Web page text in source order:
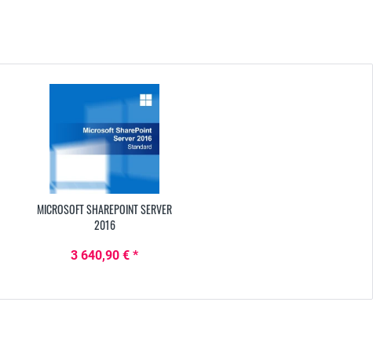
MICROSOFT SHAREPOINT SERVER
2016
3 640,90 € *